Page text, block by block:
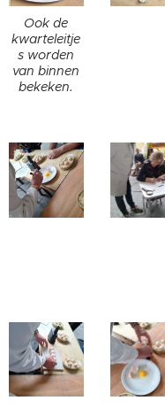
Ook de
kwarteleitje
s worden
van binnen
bekeken.